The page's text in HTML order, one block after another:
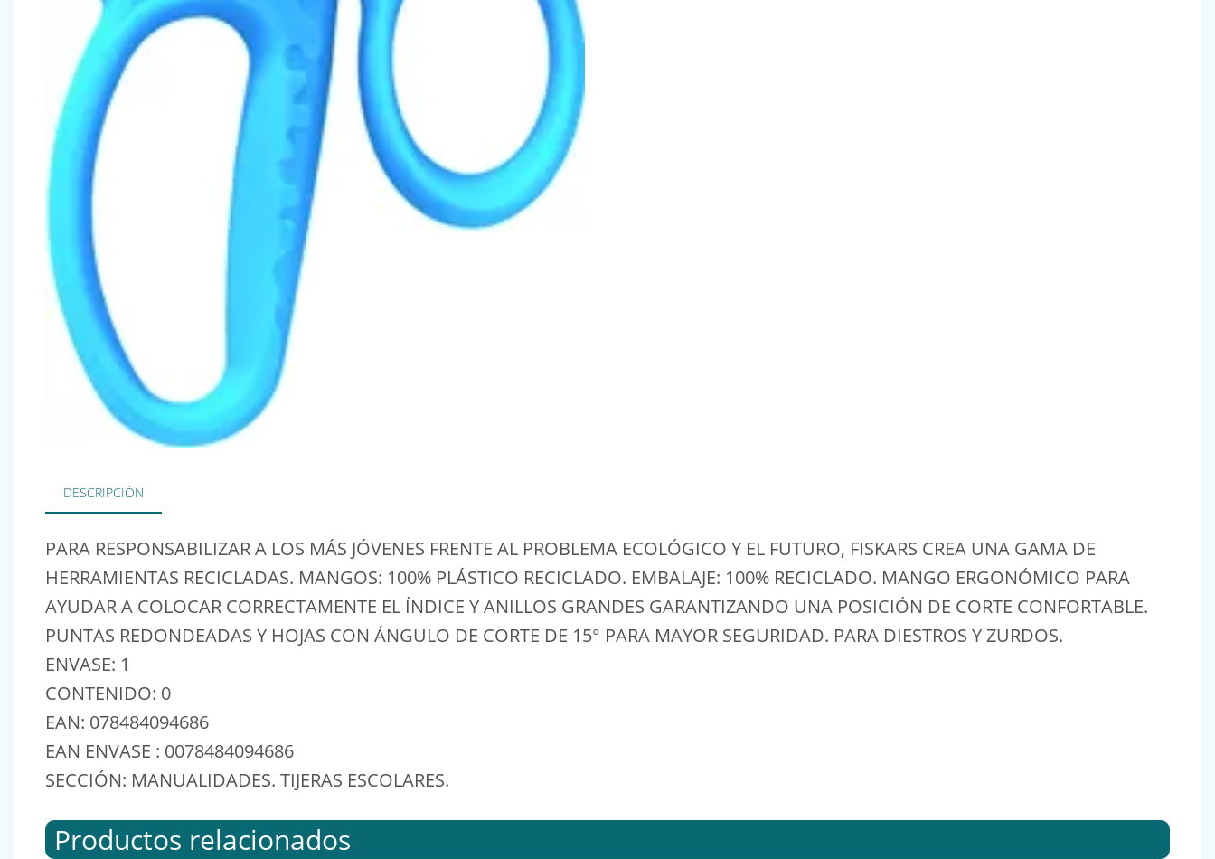
DESCRIPCIÓN
PARA RESPONSABILIZAR A LOS MÁS JÓVENES FRENTE AL PROBLEMA ECOLÓGICO Y EL FUTURO, FISKARS CREA UNA GAMA DE
HERRAMIENTAS RECICLADAS. MANGOS: 100% PLÁSTICO RECICLADO. EMBALAJE: 100% RECICLADO. MANGO ERGONÓMICO PARA
AYUDAR A COLOCAR CORRECTAMENTE EL ÍNDICE Y ANILLOS GRANDES GARANTIZANDO UNA POSICIÓN DE CORTE CONFORTABLE.
PUNTAS REDONDEADAS Y HOJAS CON ÁNGULO DE CORTE DE 15° PARA MAYOR SEGURIDAD. PARA DIESTROS Y ZURDOS.
ENVASE: 1
CONTENIDO: 0
EAN: 078484094686
EAN ENVASE : 0078484094686
SECCIÓN: MANUALIDADES. TIJERAS ESCOLARES.
Productos relacionados